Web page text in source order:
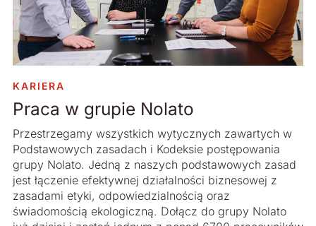
zorganizowana współpraca między wszystkimi
jednostkami zapewnia grupie Nolato efekt synergii:
całość to więcej niż tylko suma poszczególnych
części.
Wykorzystujemy pojawiające się możliwości i
od razu rozwiązujemy problemy.
Tworzymy optymalny potencjał rozwoju naszej firmy,
łącząc zarządzanie oparte na celach z jasnym
podziałem odpowiedzialności i uprawnień. Dzięki temu
pracownicy mogą rozwijać się zgodnie z własnymi i
firmowymi celami i możliwościami.
Dlatego podejmujemy działania na rzecz
zrównoważonego rozwoju.
Działamy w sposób uczciwy i otwarty.
konfliktów interesów i cenimy otwartość, zarówno w
obrębie grupy, jak i na zewnątrz.
KARIERA
Praca w grupie Nolato
Przestrzegamy wszystkich wytycznych zawartych w
Podstawowych zasadach i Kodeksie postępowania
grupy Nolato. Jedną z naszych podstawowych zasad
jest łączenie efektywnej działalności biznesowej z
zasadami etyki, odpowiedzialnością oraz
świadomością ekologiczną. Dołącz do grupy Nolato